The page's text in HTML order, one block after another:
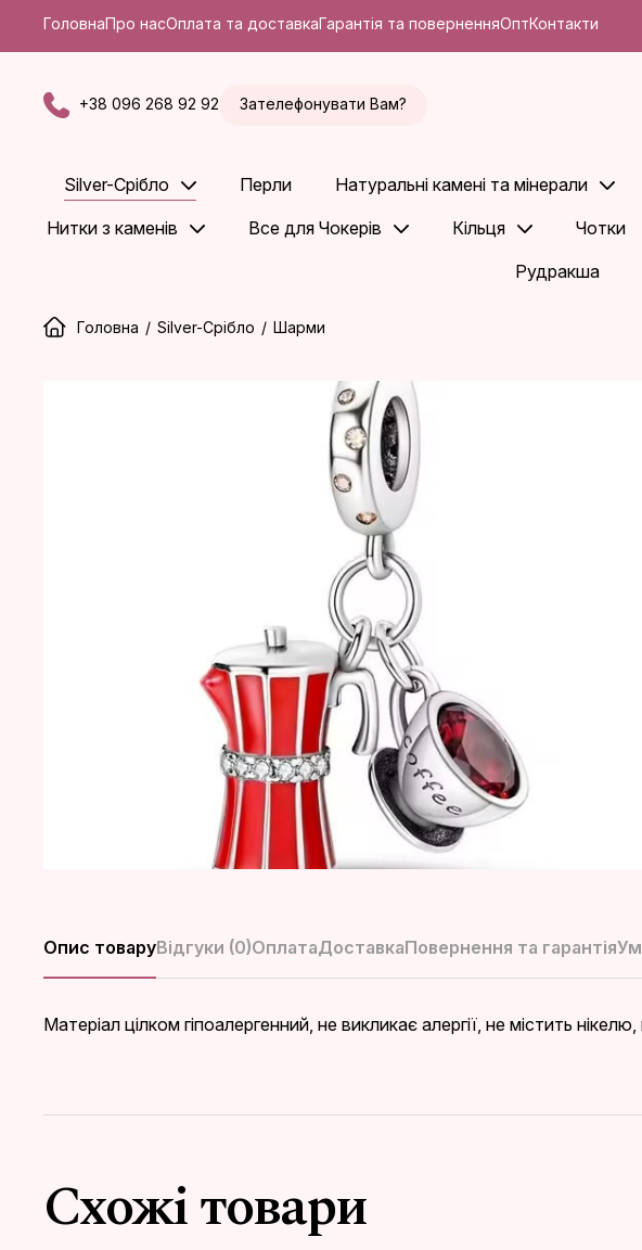
ГоловнаПро насОплата та доставкаГарантія та поверненняОптКонтакти
+38 096 268 92 92 Зателефонувати Вам?
Silver-Срібло Перли Натуральні камені та мінерали
Нитки з каменів
Все для Чокерів Кільця Чотки
Рудракша
Головна / Silver-Срібло / Шарми
Опис товаруВідгуки (0)ОплатаДоставкаПовернення та гарантія
Матеріал цілком гіпоалергенний, не викликає алергії, не містить
Схожі товари